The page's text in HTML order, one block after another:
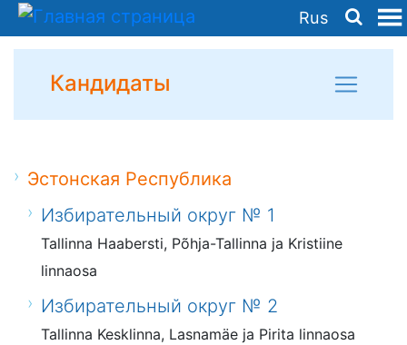
Rus
Кандидаты
Эстонская Республика
Избирательный округ № 1
Tallinna Haabersti, Põhja-Tallinna ja Kristiine
linnaosa
Избирательный округ № 2
Tallinna Kesklinna, Lasnamäe ja Pirita linnaosa